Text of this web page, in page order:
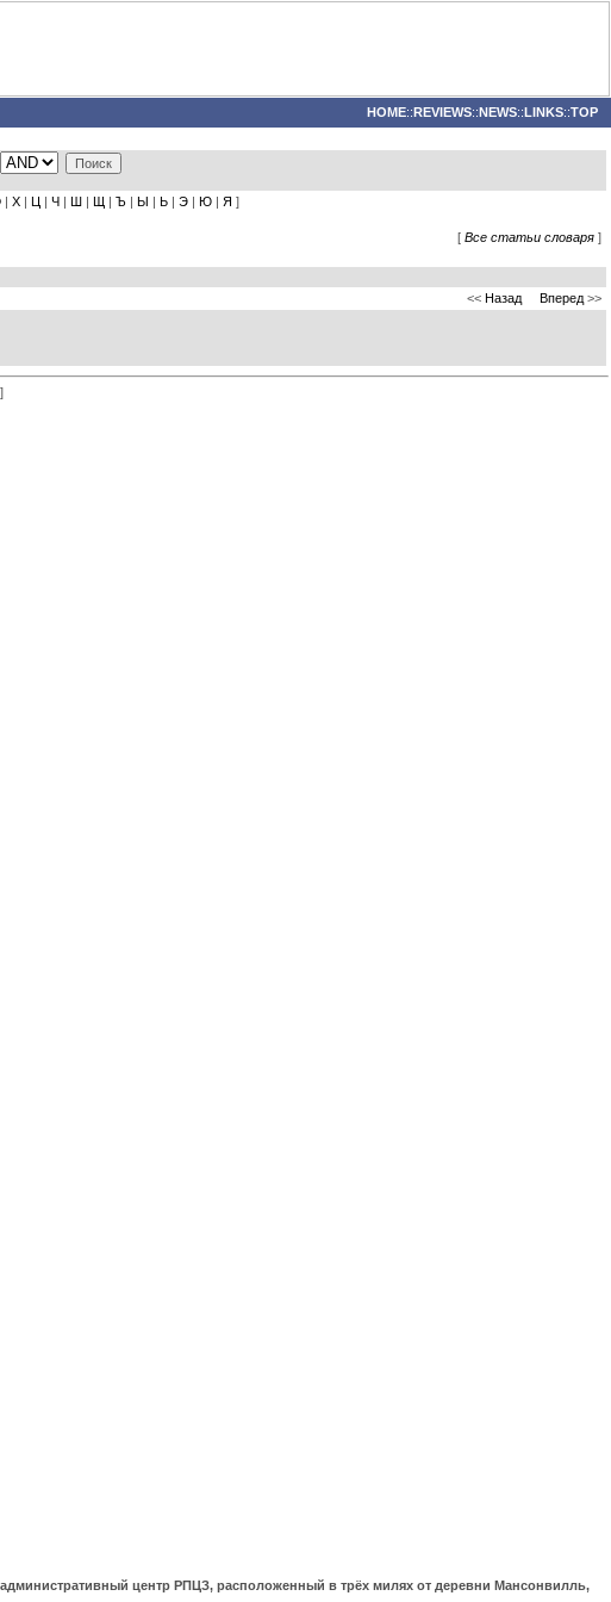
HOME::REVIEWS::NEWS::LINKS::TOP
| Х| Ц | Ч| Ш| Щ | Ъ| Ы | Ь| Э| Ю| Я ]
[ Все статьи словаря ]
<< Назад Вперед >>
]
центр РПЦЗ, расположенный в трёх милях от деревни Мансонвилль,